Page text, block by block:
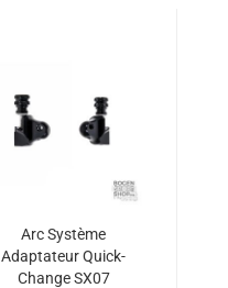
Arc Système
Adaptateur Quick-
Change SX07